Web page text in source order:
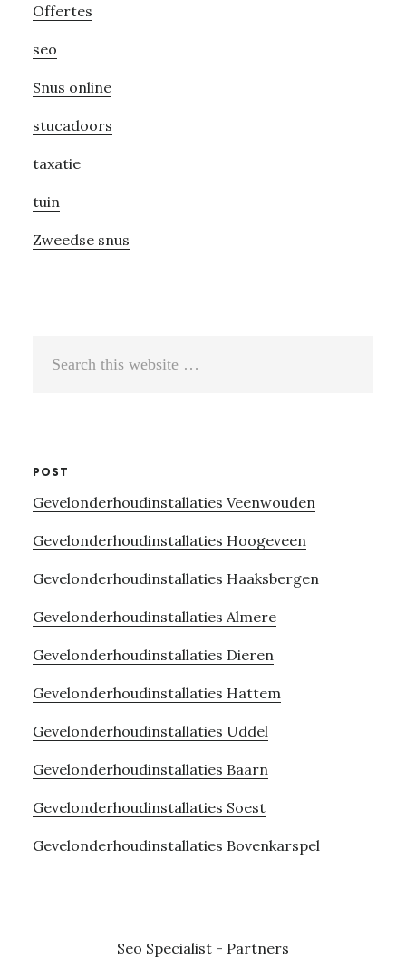
Offertes
seo
Snus online
stucadoors
taxatie
tuin
Zweedse snus
POST
Gevelonderhoudinstallaties Veenwouden
Gevelonderhoudinstallaties Hoogeveen
Gevelonderhoudinstallaties Haaksbergen
Gevelonderhoudinstallaties Almere
Gevelonderhoudinstallaties Dieren
Gevelonderhoudinstallaties Hattem
Gevelonderhoudinstallaties Uddel
Gevelonderhoudinstallaties Baarn
Gevelonderhoudinstallaties Soest
Gevelonderhoudinstallaties Bovenkarspel
Seo Specialist - Partners